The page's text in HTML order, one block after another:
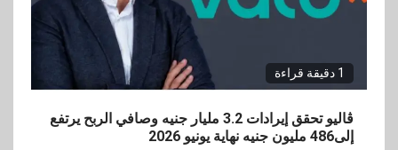
1 دقيقة قراءة
ڤاليو تحقق إيرادات 3.2 مليار جنيه وصافي الربح يرتفع
إلى486 مليون جنيه نهاية يونيو 2026